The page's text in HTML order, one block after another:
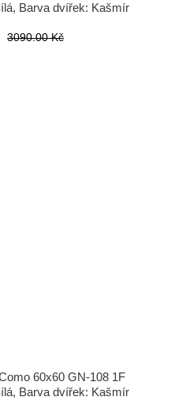
Barva dvířek: Kašmír
3090.00 Kč
60x60 GN-108 1F
Barva dvířek: Kašmír